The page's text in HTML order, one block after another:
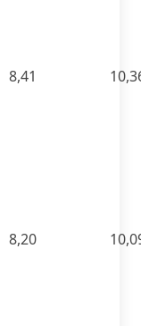
8,41
8,20